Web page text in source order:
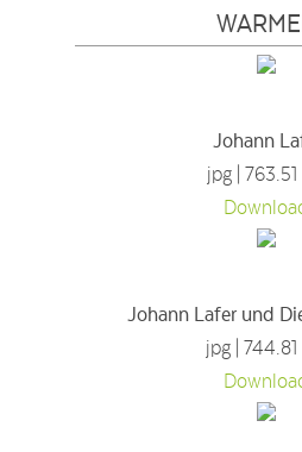
Johann
jpg |
Johann Lafer und
jpg | 744.81